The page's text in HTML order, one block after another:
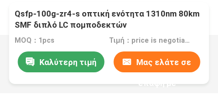
Qsfp-100g-zr4-s οπτική ενότητα 1310nm 80km
SMF διπλό LC πομποδεκτών
MOQ：1pcs Τιμή：price is negotiable
Καλύτερη τιμή Μας ελάτε σε
επαφή με